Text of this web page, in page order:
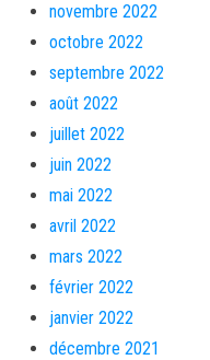
novembre 2022
octobre 2022
septembre 2022
août 2022
juillet 2022
juin 2022
mai 2022
avril 2022
mars 2022
février 2022
janvier 2022
décembre 2021